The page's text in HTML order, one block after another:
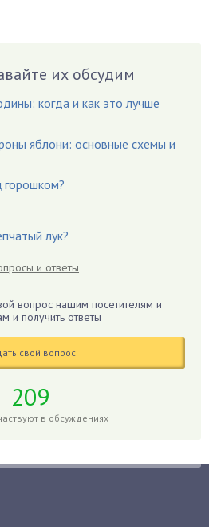
их обсудим
когда и как это лучше
яблони: основные схемы и
горошком?
лук?
и ответы
вопрос нашим посетителям и
и получить ответы
свой вопрос
209
в обсуждениях